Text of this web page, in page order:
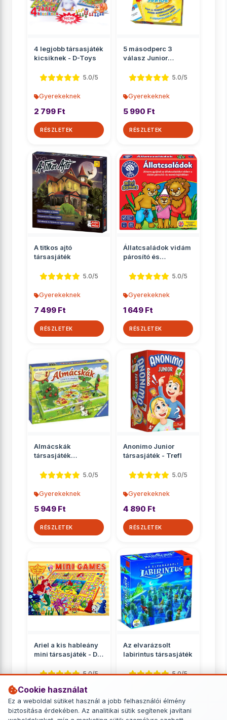
Cookie használat
Ez a weboldal sütiket használ a jobb felhasználói élmény
biztosítása érdekében. Az analitikai sütik segítenek javítani
4 legjobb társasjáték
kicsiknek - D-Toys
5.0/5
Gyerekeknek
2 799 Ft
RÉSZLETEK
5 másodperc 3
válasz Junior
5.0/5
Gyerekeknek
5 990 Ft
RÉSZLETEK
A titkos ajtó
társasjáték
5.0/5
Gyerekeknek
7 499 Ft
RÉSZLETEK
Állatcsaládok vidám
párosító és
5.0/5
Gyerekeknek
1 649 Ft
RÉSZLETEK
Almácskák
társasjáték
Ravensburger 5.0/5
Gyerekeknek
5 949 Ft
RÉSZLETEK
Anonimo Junior
társasjáték - Trefl
5.0/5
Gyerekeknek
4 890 Ft
RÉSZLETEK
Ariel a kis hableány
mini társasjáték - D-
5.0/5
Gyerekeknek
890 Ft
Az elvarázsolt
labirintus társasjáték
5.0/5
11 449 Ft